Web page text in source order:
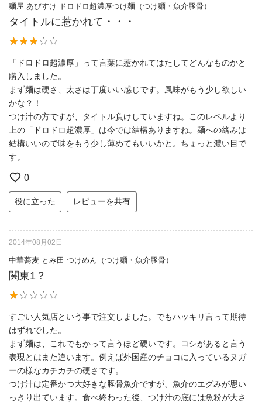
麺屋 あびすけ ドロドロ超濃厚つけ麺（つけ麺・魚介豚骨）
タイトルに惹かれて・・・
「ドロドロ超濃厚」って言葉に惹かれてはたしてどんなものかと
購入しました。
まず麺は硬さ、太さは丁度いい感じです。風味がもう少し欲しい
かな？！
つけ汁の方ですが、タイトル負けしていますね。このレベルより
上の「ドロドロ超濃厚」は今では結構ありますね。麺への絡みは
結構いいので味をもう少し薄めてもいいかと。ちょっと濃い目で
す。
0
役に立った レビューを共有
2014年08月02日
中華蕎麦 とみ田 つけめん（つけ麺・魚介豚骨）
関東1？
すごい人気店という事で注文しました。でもハッキリ言って期待
はずれでした。
まず麺は、これでもかって言うほど硬いです。コシがあると言う
表現とはまた違います。例えば外国産のチョコに入っているヌガ
ーの様なカチカチの硬さです。
つけ汁は定番かつ大好きな豚骨魚介ですが、魚介のエグみが思い
っきり出ています。食べ終わった後、つけ汁の底には魚粉が大さ